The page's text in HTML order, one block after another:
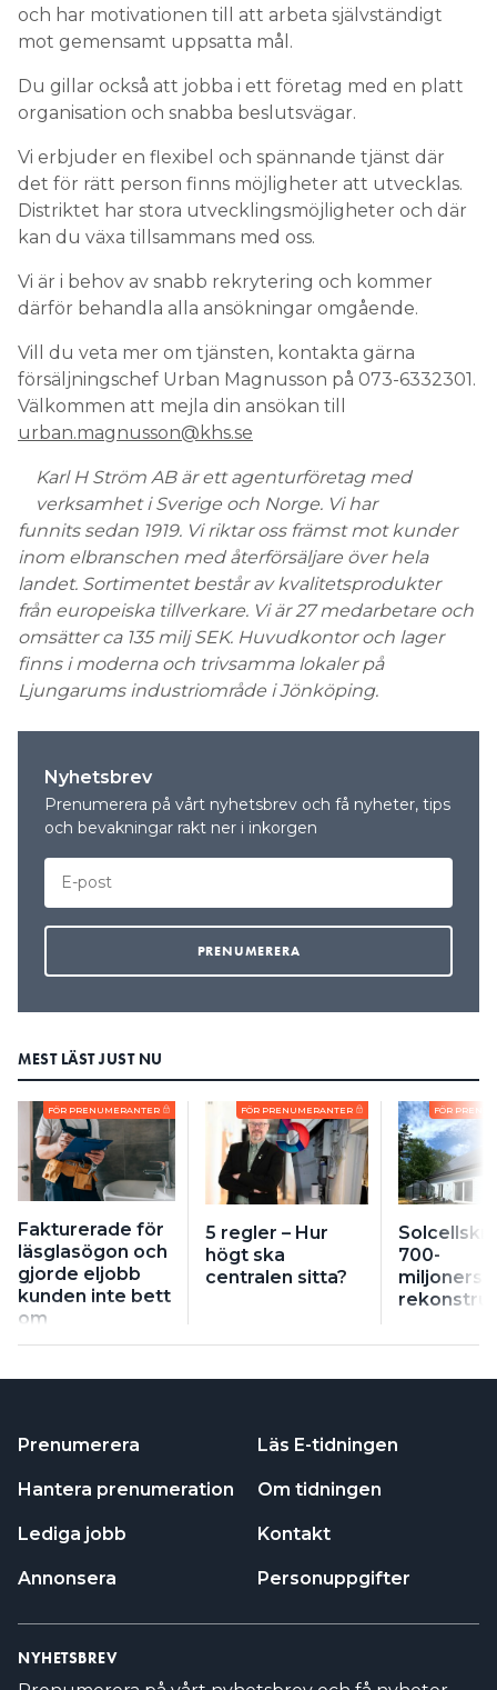
och har motivationen till att arbeta självständigt
mot gemensamt uppsatta mål.
Du gillar också att jobba i ett företag med en platt
organisation och snabba beslutsvägar.
Vi erbjuder en flexibel och spännande tjänst där
det för rätt person finns möjligheter att utvecklas.
Distriktet har stora utvecklingsmöjligheter och där
kan du växa tillsammans med oss.
Vi är i behov av snabb rekrytering och kommer
därför behandla alla ansökningar omgående.
Vill du veta mer om tjänsten, kontakta gärna
försäljningschef Urban Magnusson på 073-6332301.
Välkommen att mejla din ansökan till
urban.magnusson@khs.se
Karl H Ström AB är ett agenturföretag med
verksamhet i Sverige och Norge. Vi har
funnits sedan 1919. Vi riktar oss främst mot kunder
inom elbranschen med återförsäljare över hela
landet. Sortimentet består av kvalitetsprodukter
från europeiska tillverkare. Vi är 27 medarbetare och
omsätter ca 135 milj SEK. Huvudkontor och lager
finns i moderna och trivsamma lokaler på
Ljungarums industriområde i Jönköping.
Nyhetsbrev
Prenumerera på vårt nyhetsbrev och få nyheter, tips
och bevakningar rakt ner i inkorgen
MEST LÄST JUST NU
FÖR PRENUMERANTER
Fakturerade för
läsglasögon och
gjorde eljobb
kunden inte bett
om
FÖR PRENUMERANTER
5 regler – Hur
högt ska
centralen sitta?
FÖR
700-
Prenumerera
Hantera prenumeration
Lediga jobb
Annonsera
Läs E-tidningen
Om tidningen
Kontakt
Personuppgifter
NYHETSBREV